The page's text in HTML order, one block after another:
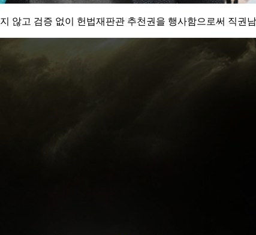
않고 검증 없이 헌법재판관 추천권을 행사함으로써 직권